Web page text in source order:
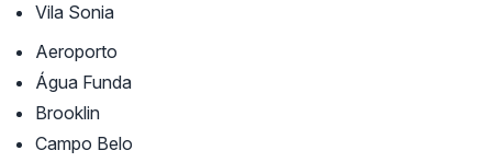
Vila Sonia
Aeroporto
Água Funda
Brooklin
Campo Belo